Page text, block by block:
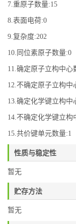
7.重原子数量:15
8.表面电荷:0
9.复杂度:202
10.同位素原子数量:0
11.确定原子立构中心
12.不确定原子立构中
13.确定化学键立构中
14.不确定化学键立构
15.共价键单元数量:1
性质与稳定性
暂无
贮存方法
暂无